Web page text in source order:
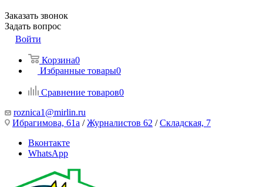
Заказать звонок
Задать вопрос
Войти
Корзина0
Избранные товары0
Сравнение товаров0
roznica1@mirlin.ru
Ибрагимова, 61а /Журналистов 62 /Складская, 7
Вконтакте
WhatsApp